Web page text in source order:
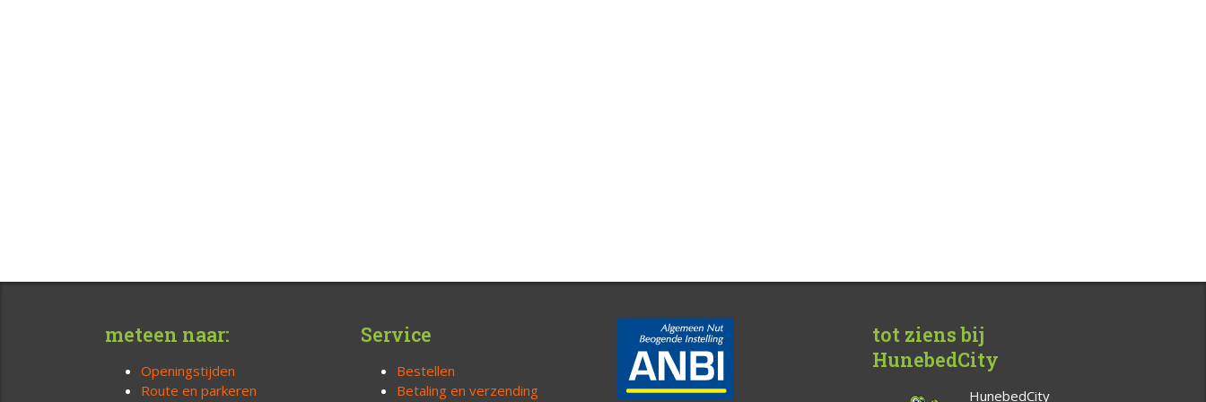
meteen naar:
Openingstijden
Route en parkeren
Service
Bestellen
Betaling en verzending
tot ziens bij
HunebedCity
HunebedCity